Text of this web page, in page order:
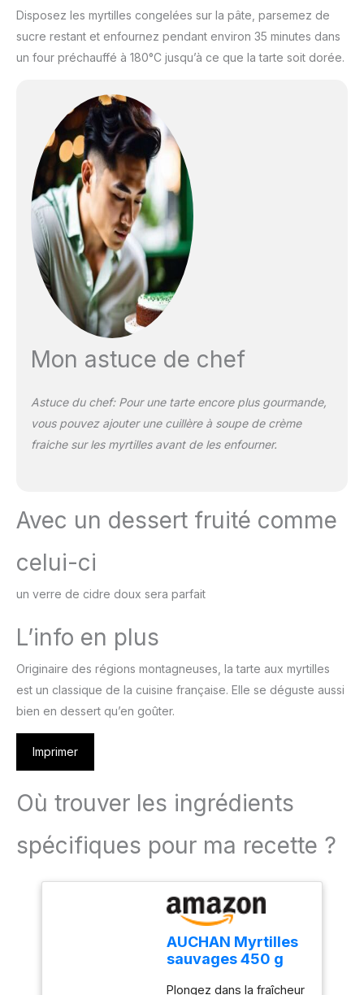
Disposez les myrtilles congelées sur la pâte, parsemez de
sucre restant et enfournez pendant environ 35 minutes dans
un four préchauffé à 180°C jusqu’à ce que la tarte soit dorée.
Mon astuce de chef
Astuce du chef: Pour une tarte encore plus gourmande,
vous pouvez ajouter une cuillère à soupe de crème
fraiche sur les myrtilles avant de les enfourner.
Avec un dessert fruité comme
celui-ci
un verre de cidre doux sera parfait
L’info en plus
Originaire des régions montagneuses, la tarte aux myrtilles
est un classique de la cuisine française. Elle se déguste aussi
bien en dessert qu’en goûter.
Imprimer
Où trouver les ingrédients
spécifiques pour ma recette ?
AUCHAN Myrtilles
sauvages 450 g
Plongez dans la fraîcheur